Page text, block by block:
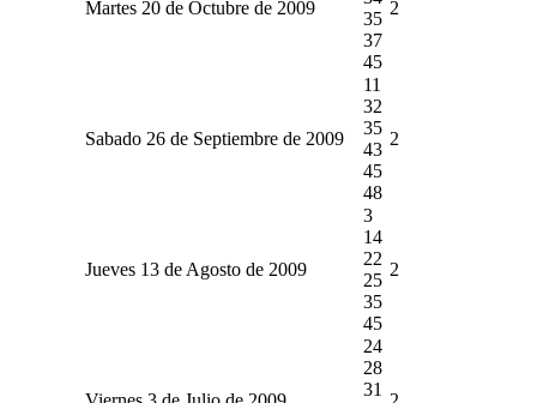
Martes 20 de Octubre de 2009
35
37
45
2
Sabado 26 de Septiembre de 2009
11
32
35
43
45
48
2
Jueves 13 de Agosto de 2009
3
14
22
25
35
45
2
24
28
31